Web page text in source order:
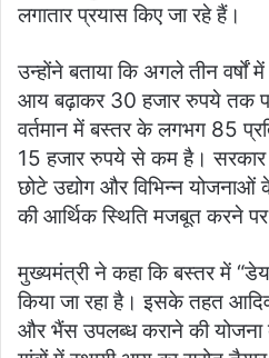
लगातार प्रयास किए जा रहे हैं।
उन्होंने बताया कि अगले तीन वर्षों
आय बढ़ाकर 30 हजार रुपये तक
वर्तमान में बस्तर के लगभग 85
15 हजार रुपये से कम है।
छोटे उद्योग और विभिन्न योजनाओं
की आर्थिक स्थिति मजबूत करने
मुख्यमंत्री ने कहा कि बस्तर में
किया जा रहा है। इसके तहत
और भैंस उपलब्ध कराने की योजना